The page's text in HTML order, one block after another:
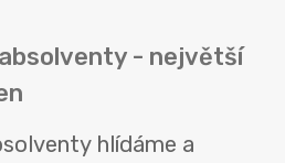
- největší
hlídáme a